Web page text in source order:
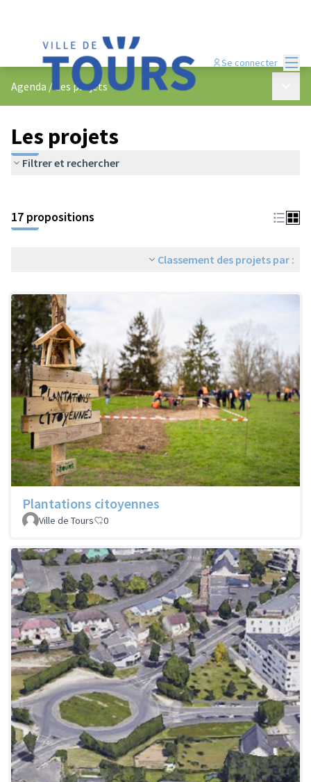
Se connecter
Agenda /Les projets
Les projets
Filtrer et rechercher
+
−
17 propositions
Classement des projets par :
Plantations citoyennes
Ville de Tours 0